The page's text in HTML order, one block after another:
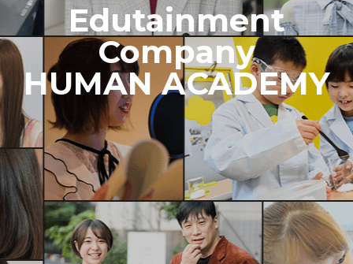
Edutainment
Company
HUMAN ACADEMY